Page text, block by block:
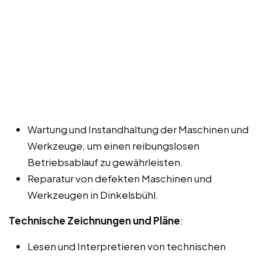
Wartung und Instandhaltung der Maschinen und
Werkzeuge, um einen reibungslosen
Betriebsablauf zu gewährleisten.
Reparatur von defekten Maschinen und
Werkzeugen in Dinkelsbühl.
Technische Zeichnungen und Pläne:
Lesen und Interpretieren von technischen